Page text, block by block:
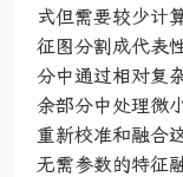
式但需要较少计
征图分割成代表
分中通过相对复
余部分中处理微
重新校准和融合
无需参数的特征